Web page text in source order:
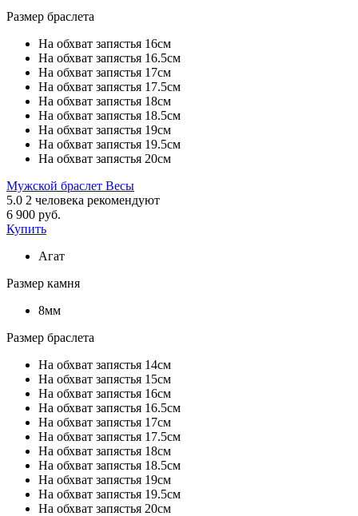
Размер браслета
На обхват запястья 16см
На обхват запястья 16.5см
На обхват запястья 17см
На обхват запястья 17.5см
На обхват запястья 18см
На обхват запястья 18.5см
На обхват запястья 19см
На обхват запястья 19.5см
На обхват запястья 20см
Мужской браслет Весы
5.0 2 человека рекомендуют
6 900 руб.
Купить
Агат
Размер камня
8мм
Размер браслета
На обхват запястья 14см
На обхват запястья 15см
На обхват запястья 16см
На обхват запястья 16.5см
На обхват запястья 17см
На обхват запястья 17.5см
На обхват запястья 18см
На обхват запястья 18.5см
На обхват запястья 19см
На обхват запястья 19.5см
На обхват запястья 20см